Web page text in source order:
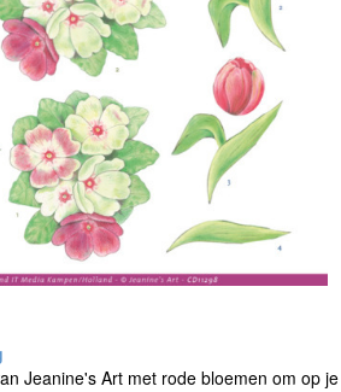
Jeanine's Art met rode bloemen om op